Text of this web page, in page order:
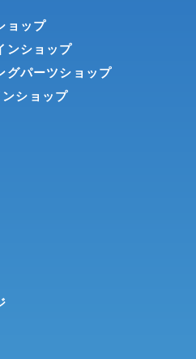
ョップ
ンショップ
グパーツショップ
ショップ